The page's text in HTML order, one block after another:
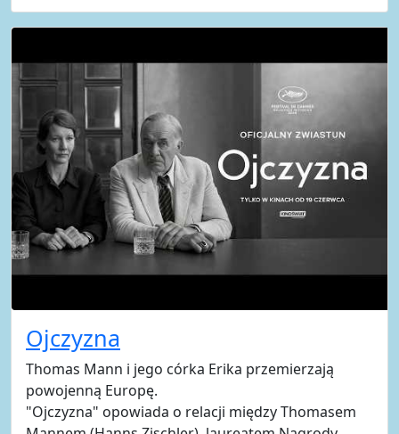
Ojczyzna
Thomas Mann i jego córka Erika przemierzają
powojenną Europę.
"Ojczyzna" opowiada o relacji między Thomasem